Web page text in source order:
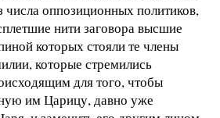
числа оппозиционных политиков,
нити заговора высшие
которых стояли те члены
которые стремились
для того, чтобы
им Царицу, давно уже